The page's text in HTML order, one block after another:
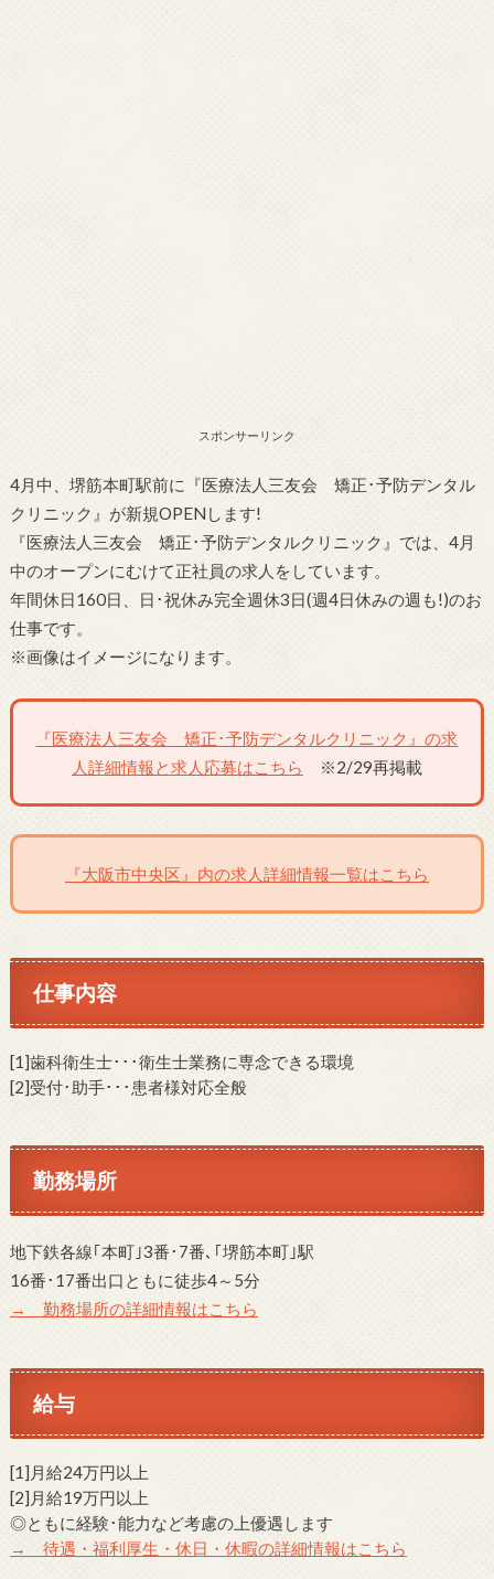
スポンサーリンク
4月中、堺筋本町駅前に『医療法人三友会 矯正･予防デンタル
クリニック』が新規OPENします!
『医療法人三友会 矯正･予防デンタルクリニック』では、4月
中のオープンにむけて正社員の求人をしています。
年間休日160日、日･祝休み完全週休3日(週4日休みの週も!)のお
仕事です。
※画像はイメージになります。
『医療法人三友会 矯正･予防デンタルクリニック』の求
人詳細情報と求人応募はこちら
※2/29再掲載
『大阪市中央区』内の求人詳細情報一覧はこちら
仕事内容
[1]歯科衛生士･･･衛生士業務に専念できる環境
[2]受付･助手･･･患者様対応全般
勤務場所
地下鉄各線｢本町｣3番･7番､｢堺筋本町｣駅
16番･17番出口ともに徒歩4～5分
→ 勤務場所の詳細情報はこちら
給与
[1]月給24万円以上
[2]月給19万円以上
◎ともに経験･能力など考慮の上優遇します
→ 待遇・福利厚生・休日・休暇の詳細情報はこちら